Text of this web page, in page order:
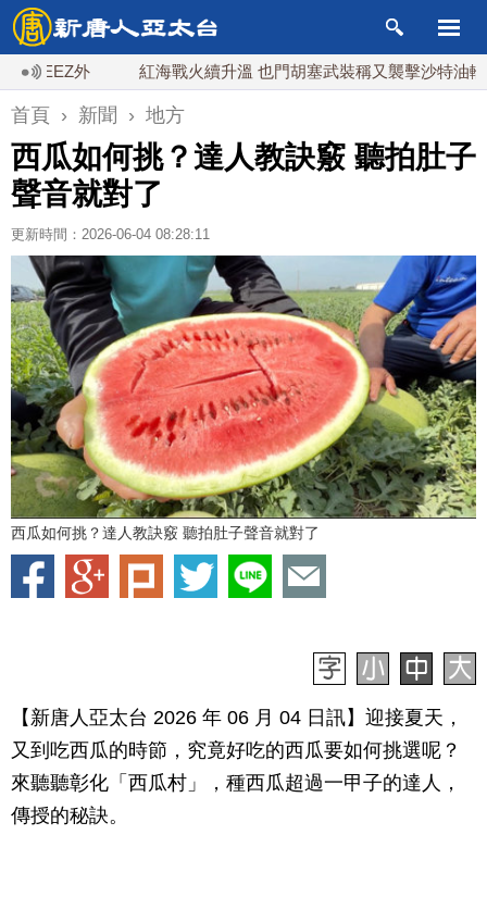
外 紅海戰火續升溫 也門胡塞武裝稱又襲擊沙特油輪
首頁 › 新聞 › 地方
西瓜如何挑？達人教訣竅 聽拍肚子
聲音就對了
更新時間：2026-06-04 08:28:11
西瓜如何挑？達人教訣竅 聽拍肚子聲音就對了
【新唐人亞太台 2026 年 06 月 04 日訊】迎接夏天，
又到吃西瓜的時節，究竟好吃的西瓜要如何挑選呢？
來聽聽彰化「西瓜村」，種西瓜超過一甲子的達人，
傳授的秘訣。